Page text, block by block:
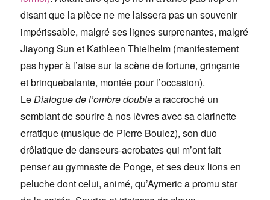
disant que la pièce ne me laissera pas un souvenir
impérissable, malgré ses lignes surprenantes, malgré
Jiayong Sun et Kathleen Thielhelm (manifestement
pas hyper à l’aise sur la scène de fortune, grinçante
et brinquebalante, montée pour l’occasion).
LeDialogue de l’ombre doublea raccroché un
semblant de sourire à nos lèvres avec sa clarinette
erratique (musique de Pierre Boulez), son duo
drôlatique de danseurs-acrobates qui m’ont fait
penser au gymnaste de Ponge, et ses deux lions en
peluche dont celui, animé, qu’Aymeric a promu star